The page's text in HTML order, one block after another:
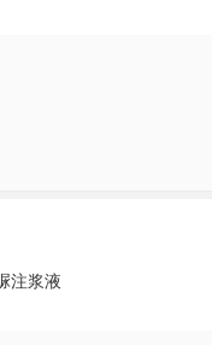
注浆液